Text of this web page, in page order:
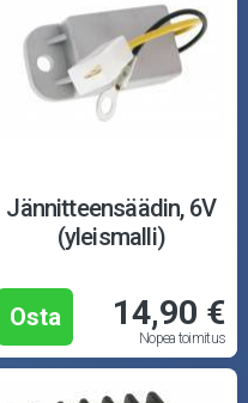
Jännitteensäädin, 6V
(yleismalli)
Osta 14,90 €
Nopea toimitus